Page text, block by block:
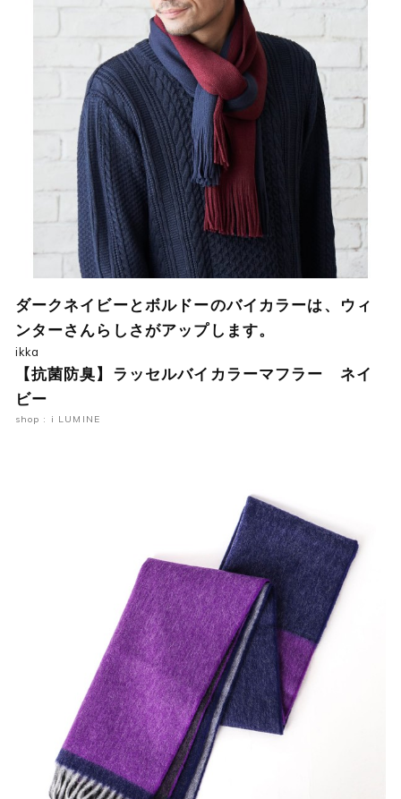
ダークネイビーとボルドーのバイカラーは、ウィ
ンターさんらしさがアップします。
ikka
【抗菌防臭】ラッセルバイカラーマフラー ネイ
ビー
shop : i LUMINE